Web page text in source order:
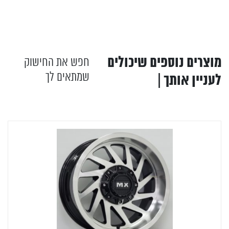
מוצרים נוספים שיכולים
לעניין אותך |
חפש את החישוק
שמתאים לך